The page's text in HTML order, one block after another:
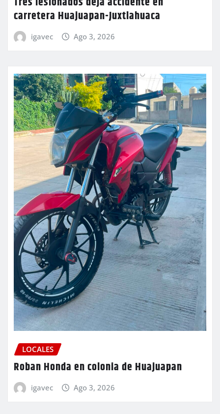
carretera Huajuapan-Juxtlahuaca
igavec Ago 3, 2026
LOCALES
Roban Honda en colonia de Huajuapan
igavec Ago 3, 2026